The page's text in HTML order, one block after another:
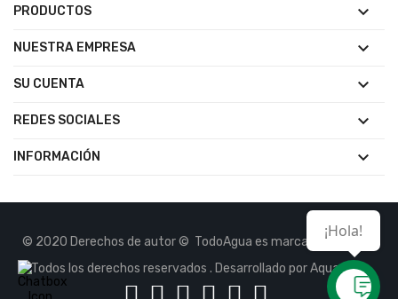
PRODUCTOS

NUESTRA EMPRESA 
SU CUENTA 
REDES SOCIALES 
INFORMACIÓN 
© 2020 Derechos de autor © TodoAgua es marca Registrada.
Todos los derechos reservados . Desarrollado por Aquasoft.
¡Hola!